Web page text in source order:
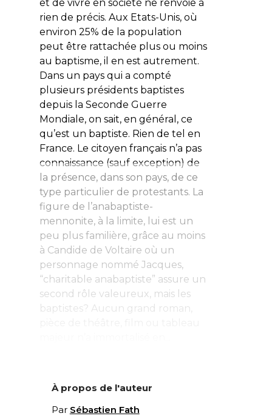
et de vivre en société ne renvoie à
rien de précis. Aux Etats-Unis, où
environ 25% de la population
peut être rattachée plus ou moins
au baptisme, il en est autrement.
Dans un pays qui a compté
plusieurs présidents baptistes
depuis la Seconde Guerre
Mondiale, on sait, en général, ce
qu’est un baptiste. Rien de tel en
France. Le citoyen français n’a pas
connaissance (sauf exception) de
la présence, dans son pays, de ce
type particulier de protestants. La
figure de l’anabaptiste-
mennonite, à la limite, lui est un
peu plus familière, grâce au moins
à Candide de Voltaire où un
personnage nommé Jacques,
“charitable anabaptiste” assure un
second rôle valeureux, mais les
baptistes? Aucun grand roman,
À propos de l'auteur
Par Sébastien Fath